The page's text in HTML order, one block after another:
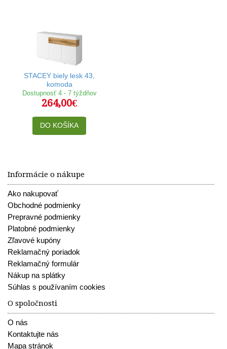
STACEY biely lesk 43,
komoda
Dostupnosť 4 - 7 týždňov
264,00€
DO KOŠÍKA
Informácie o nákupe
Ako nakupovať
Obchodné podmienky
Prepravné podmienky
Platobné podmienky
Zľavové kupóny
Reklamačný poriadok
Reklamačný formulár
Nákup na splátky
Súhlas s používaním cookies
O spoločnosti
O nás
Kontaktujte nás
Mapa stránok